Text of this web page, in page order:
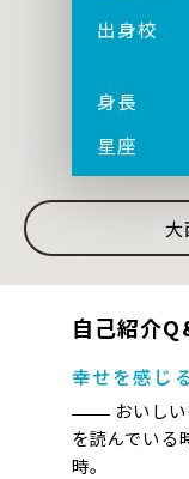
出身校
身長
星座
自己紹介
幸せを感じ
おいし
を読んでいる
時。